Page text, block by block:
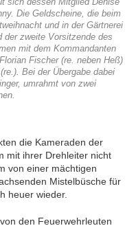
sich dessen Mitglied Denise
Die Geldscheine, die beim
und in der Gärtnerei
der zweite Vorsitzende des
mit dem Kommandanten
Fischer (re. neben Heß)
Bei der Übergabe dabei
umrahmt von zwei
die Kameraden der
mit ihrer Drehleiter nicht
von einer mächtigen
Mistelbüsche für
heuer wieder.
den Feuerwehrleuten